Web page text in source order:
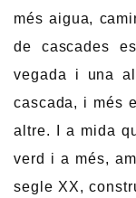
més aigua,
de cascades
vegada i una
cascada, i més
altre. I a mida
verd i a més,
segle XX,